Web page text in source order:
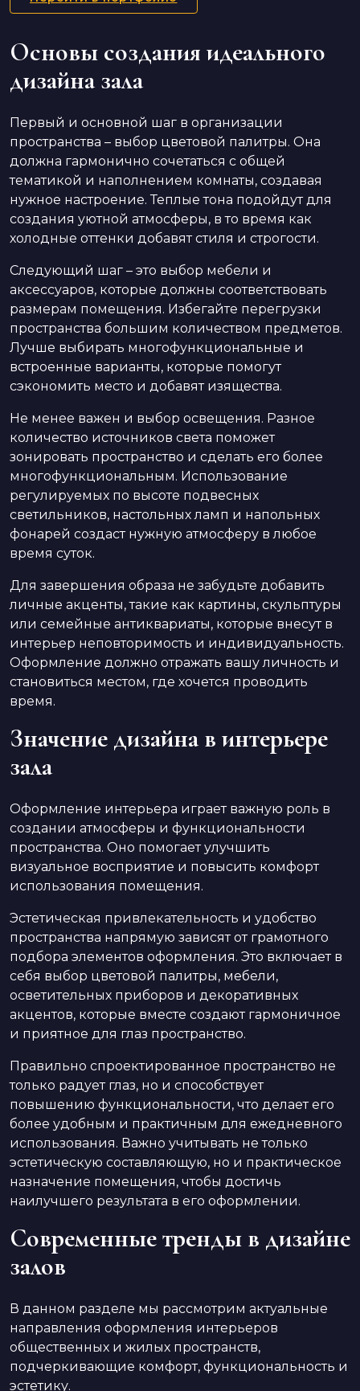
Основы создания идеального
дизайна зала
Первый и основной шаг в организации
пространства – выбор цветовой палитры. Она
должна гармонично сочетаться с общей
тематикой и наполнением комнаты, создавая
нужное настроение. Теплые тона подойдут для
создания уютной атмосферы, в то время как
холодные оттенки добавят стиля и строгости.
Следующий шаг – это выбор мебели и
аксессуаров, которые должны соответствовать
размерам помещения. Избегайте перегрузки
пространства большим количеством предметов.
Лучше выбирать многофункциональные и
встроенные варианты, которые помогут
сэкономить место и добавят изящества.
Не менее важен и выбор освещения. Разное
количество источников света поможет
зонировать пространство и сделать его более
многофункциональным. Использование
регулируемых по высоте подвесных
светильников, настольных ламп и напольных
фонарей создаст нужную атмосферу в любое
время суток.
Для завершения образа не забудьте добавить
личные акценты, такие как картины, скульптуры
или семейные антиквариаты, которые внесут в
интерьер неповторимость и индивидуальность.
Оформление должно отражать вашу личность и
становиться местом, где хочется проводить
время.
Значение дизайна в интерьере
зала
Оформление интерьера играет важную роль в
создании атмосферы и функциональности
пространства. Оно помогает улучшить
визуальное восприятие и повысить комфорт
использования помещения.
Эстетическая привлекательность и удобство
пространства напрямую зависят от грамотного
подбора элементов оформления. Это включает в
себя выбор цветовой палитры, мебели,
осветительных приборов и декоративных
акцентов, которые вместе создают гармоничное
и приятное для глаз пространство.
Правильно спроектированное пространство не
только радует глаз, но и способствует
повышению функциональности, что делает его
более удобным и практичным для ежедневного
использования. Важно учитывать не только
эстетическую составляющую, но и практическое
назначение помещения, чтобы достичь
наилучшего результата в его оформлении.
Современные тренды в дизайне
залов
В данном разделе мы рассмотрим актуальные
направления оформления интерьеров
общественных и жилых пространств,
подчеркивающие комфорт, функциональность и
эстетику.